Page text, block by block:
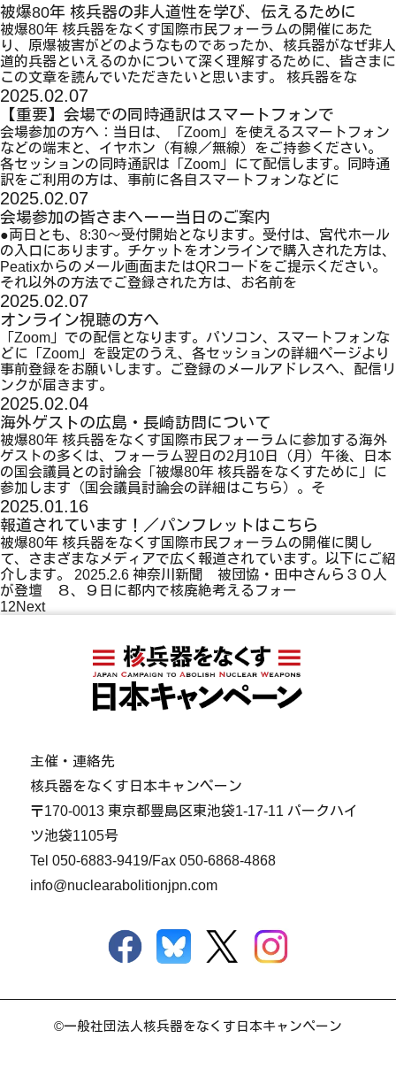
被爆80年 核兵器の非人道性を学び、伝えるために
被爆80年 核兵器をなくす国際市民フォーラムの開催にあた
り、原爆被害がどのようなものであったか、核兵器がなぜ非人
道的兵器といえるのかについて深く理解するために、皆さまに
この文章を読んでいただきたいと思います。 核兵器をな
2025.02.07
【重要】会場での同時通訳はスマートフォンで
会場参加の方へ：当日は、「Zoom」を使えるスマートフォン
などの端末と、イヤホン（有線／無線）をご持参ください。
各セッションの同時通訳は「Zoom」にて配信します。同時通
訳をご利用の方は、事前に各自スマートフォンなどに
2025.02.07
会場参加の皆さまへーー当日のご案内
●両日とも、8:30～受付開始となります。受付は、宮代ホール
の入口にあります。チケットをオンラインで購入された方は、
Peatixからのメール画面またはQRコードをご提示ください。
それ以外の方法でご登録された方は、お名前を
2025.02.07
オンライン視聴の方へ
「Zoom」での配信となります。パソコン、スマートフォンな
どに「Zoom」を設定のうえ、各セッションの詳細ページより
事前登録をお願いします。ご登録のメールアドレスへ、配信リ
ンクが届きます。
2025.02.04
海外ゲストの広島・長崎訪問について
被爆80年 核兵器をなくす国際市民フォーラムに参加する海外
ゲストの多くは、フォーラム翌日の2月10日（月）午後、日本
の国会議員との討論会「被爆80年 核兵器をなくすために」に
参加します（国会議員討論会の詳細はこちら）。そ
2025.01.16
報道されています！／パンフレットはこちら
被爆80年 核兵器をなくす国際市民フォーラムの開催に関し
て、さまざまなメディアで広く報道されています。以下にご紹
介します。 2025.2.6 神奈川新聞 被団協・田中さんら３０人
が登壇 ８、９日に都内で核廃絶考えるフォー
12Next
主催・連絡先
核兵器をなくす日本キャンペーン
〒170-0013 東京都豊島区東池袋1-17-11 パークハイ
ツ池袋1105号
Tel050-6883-9419/Fax 050-6868-4868
info@nuclearabolitionjpn.com
©一般社団法人核兵器をなくす日本キャンペーン